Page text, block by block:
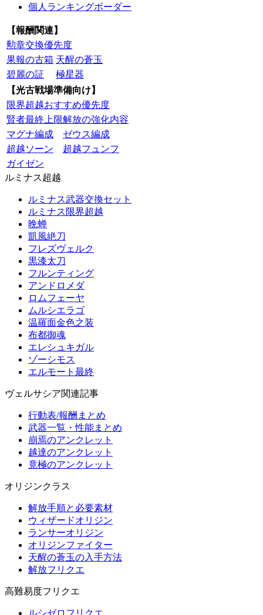
個人ランキングボーダー
【報酬関連】
勲章交換優先度
果報の古箱 天醒の蒼玉
碧麗の証
極星器
【光古戦場準備向け】
限界超越おすすめ優先度
賢者最終上限解放の強化内容
マグナ編成
ゼウス編成
超越ソーン
超越フュンフ
ガイゼン
ルミナス超越
ルミナス武器交換セット
ルミナス限界超越
晩蝉
凱風絶刀
フレズヴェルク
黒漆太刀
フルンティング
アンドロメダ
ロムフェーヤ
ムルシエラゴ
温羅面金色之装
布都御魂
エレシュキガル
ゾーシモス
エルモート最終
ヴェルサシア関連記事
行動表/報酬まとめ
武器一覧・性能まとめ
崩焉のアンクレット
越達のアンクレット
竟極のアンクレット
オリジンクラス
解放手順と必要素材
ウィザードオリジン
ランサーオリジン
オリジンファイター
天醒の蒼玉の入手方法
解放フリクエ
高難易度フリクエ
ルシゼロフリクエ